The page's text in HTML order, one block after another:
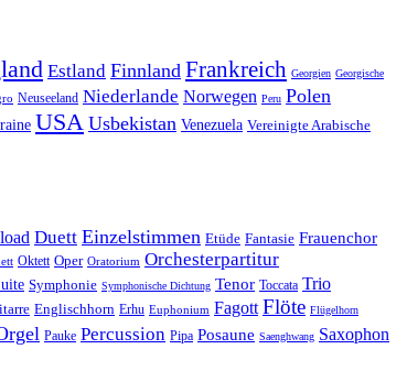
Estland Finnland Frankreich Georgien Georgische
Neuseeland Niederlande Norwegen Peru Polen
USA Usbekistan Venezuela Vereinigte Arabische
Duett Einzelstimmen Etüde Fantasie Frauenchor
Oktett Oper Oratorium Orchesterpartitur
Symphonie Symphonische Dichtung Tenor Toccata Trio
Englischhorn Erhu Euphonium Fagott Flöte Flügelhorn
Pauke Percussion Pipa Posaune Saenghwang Saxophon